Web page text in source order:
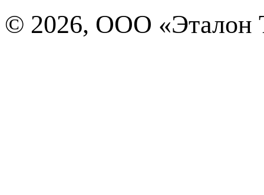
© 2026, ООО «Эталон